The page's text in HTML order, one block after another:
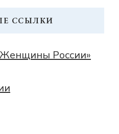
ССЫЛКИ
России»